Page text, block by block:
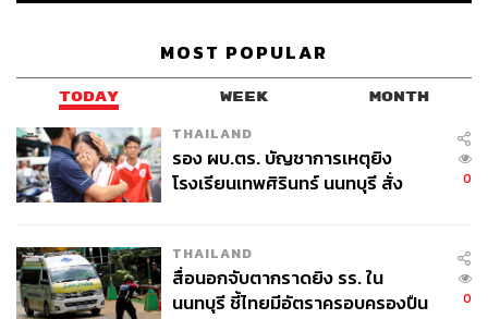
MOST POPULAR
TODAY WEEK MONTH
THAILAND
รอง ผบ.ตร. บัญชาการเหตุยิง
โรงเรียนเทพศิรินทร์ นนทบุรี สั่ง
0
THAILAND
สื่อนอกจับตากราดยิง รร. ใน
นนทบุรี ชี้ไทยมีอัตราครอบครองปืน
0